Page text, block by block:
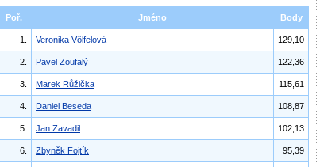
Poř. Jméno Body
1. Veronika Völfelová 129,10
2. Pavel Zoufalý 122,36
3. Marek Růžička 115,61
4. Daniel Beseda 108,87
5. Jan Zavadil 102,13
6. Zbyněk Fojtík 95,39